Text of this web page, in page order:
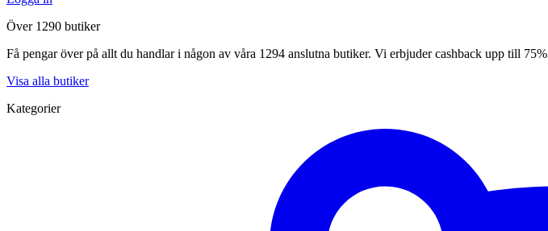
Över 1290 butiker
Få pengar över på allt du handlar i någon av våra 1294 anslutna butiker. Vi erbjuder cashback upp till 75%
Visa alla butiker
Kategorier